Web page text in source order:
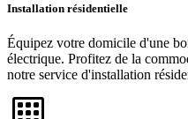
Installation résidentielle
Équipez votre domicile d'une
électrique. Profitez de la
notre service d'installation